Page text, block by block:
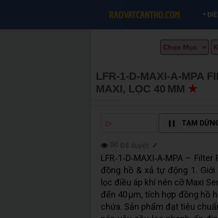
•
LFR‑1‑D‑MAXI‑A‑MPA
MAXI, LỌC 40 ΜM ★
▷ TẠM
✉ Đã duyệt: ✓
LFR‑1‑D‑MAXI‑A‑MPA –
đồng hồ & xả tự động 1. Giới
lọc điều áp khí nén cỡ Maxi
đến 40 µm, tích hợp đồng hồ
chứa. Sản phẩm đạt tiêu